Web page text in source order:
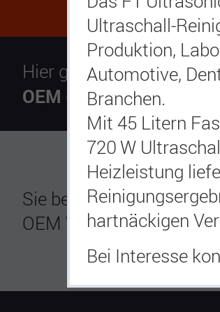
Hier geht es zu unseren
OEM (Sunnen) Produkten
Sie benötigen OEM
OEM Werkzeuge
Produktion,
Automotive,
Branchen.
Mit 45 Litern
720 W
Heizleistung
hartnäckigen
Bei Interesse